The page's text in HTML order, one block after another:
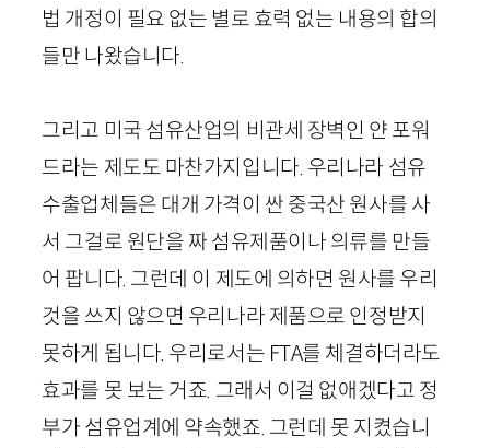
법 개정이 필요 없는 별로 효력 없는 내용의 합의
들만 나왔습니다.
그리고 미국 섬유산업의 비관세 장벽인 얀 포워
드라는 제도도 마찬가지입니다. 우리나라 섬유
수출업체들은 대개 가격이 싼 중국산 원사를 사
서 그걸로 원단을 짜 섬유제품이나 의류를 만들
어 팝니다. 그런데 이 제도에 의하면 원사를 우리
것을 쓰지 않으면 우리나라 제품으로 인정받지
못하게 됩니다. 우리로서는 FTA를 체결하더라도
효과를 못 보는 거죠. 그래서 이걸 없애겠다고 정
부가 섬유업계에 약속했죠. 그런데 못 지켰습니